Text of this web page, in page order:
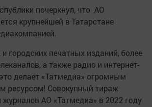
почеркнул, что АО
крупнейшей в Татарстане
городских печатных изданий, более
а также радио и интернет-
делает «Татмедиа» огромным
ресурсом! Совокупный тираж
журналов АО «Татмедиа» в 2022 году